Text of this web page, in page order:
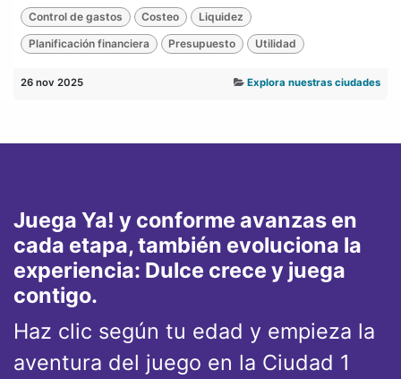
Control de gastos Costeo Liquidez
Planificación financiera Presupuesto Utilidad
26 nov 2025 Explora nuestras ciudades
Juega Ya! y conforme avanzas en
cada etapa, también evoluciona la
experiencia: Dulce crece y juega
contigo.
Haz clic según tu edad y empieza la
aventura del juego en la Ciudad 1